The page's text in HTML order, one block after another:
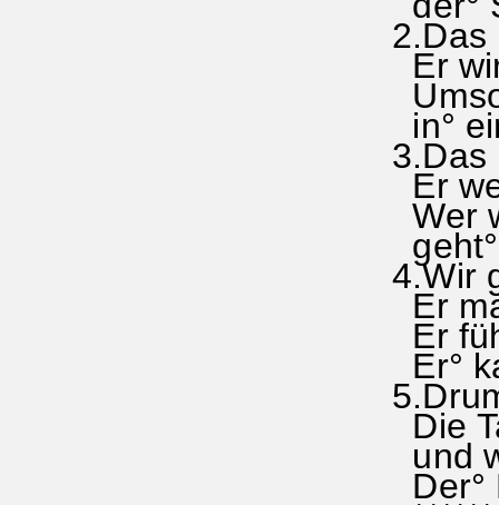
2.Das
Er
in°
3.Das
Er
Wer
4.Wir
Er
Er
Er°
Die
und
Der°